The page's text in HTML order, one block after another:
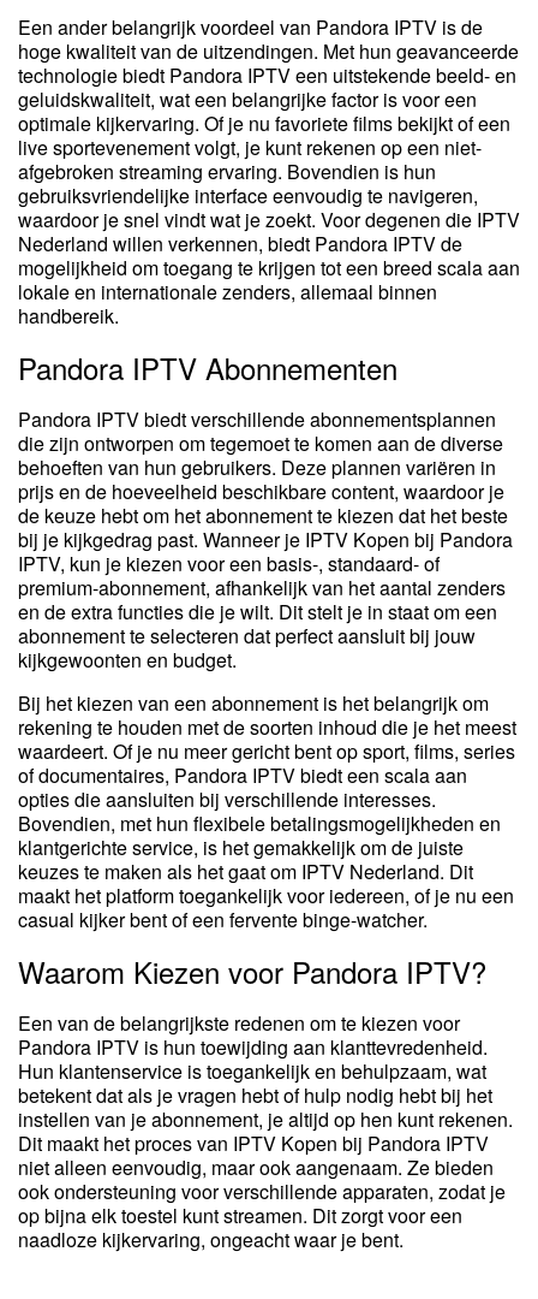
Een ander belangrijk voordeel van Pandora IPTV is de
hoge kwaliteit van de uitzendingen. Met hun geavanceerde
technologie biedt Pandora IPTV een uitstekende beeld- en
geluidskwaliteit, wat een belangrijke factor is voor een
optimale kijkervaring. Of je nu favoriete films bekijkt of een
live sportevenement volgt, je kunt rekenen op een niet-
afgebroken streaming ervaring. Bovendien is hun
gebruiksvriendelijke interface eenvoudig te navigeren,
waardoor je snel vindt wat je zoekt. Voor degenen die IPTV
Nederland willen verkennen, biedt Pandora IPTV de
mogelijkheid om toegang te krijgen tot een breed scala aan
lokale en internationale zenders, allemaal binnen
handbereik.
Pandora IPTV Abonnementen
Pandora IPTV biedt verschillende abonnementsplannen
die zijn ontworpen om tegemoet te komen aan de diverse
behoeften van hun gebruikers. Deze plannen variëren in
prijs en de hoeveelheid beschikbare content, waardoor je
de keuze hebt om het abonnement te kiezen dat het beste
bij je kijkgedrag past. Wanneer je IPTV Kopen bij Pandora
IPTV, kun je kiezen voor een basis-, standaard- of
premium-abonnement, afhankelijk van het aantal zenders
en de extra functies die je wilt. Dit stelt je in staat om een
abonnement te selecteren dat perfect aansluit bij jouw
kijkgewoonten en budget.
Bij het kiezen van een abonnement is het belangrijk om
rekening te houden met de soorten inhoud die je het meest
waardeert. Of je nu meer gericht bent op sport, films, series
of documentaires, Pandora IPTV biedt een scala aan
opties die aansluiten bij verschillende interesses.
Bovendien, met hun flexibele betalingsmogelijkheden en
klantgerichte service, is het gemakkelijk om de juiste
keuzes te maken als het gaat om IPTV Nederland. Dit
maakt het platform toegankelijk voor iedereen, of je nu een
casual kijker bent of een fervente binge-watcher.
Waarom Kiezen voor Pandora IPTV?
Een van de belangrijkste redenen om te kiezen voor
Pandora IPTV is hun toewijding aan klanttevredenheid.
Hun klantenservice is toegankelijk en behulpzaam, wat
betekent dat als je vragen hebt of hulp nodig hebt bij het
instellen van je abonnement, je altijd op hen kunt rekenen.
Dit maakt het proces van IPTV Kopen bij Pandora IPTV
niet alleen eenvoudig, maar ook aangenaam. Ze bieden
ook ondersteuning voor verschillende apparaten, zodat je
op bijna elk toestel kunt streamen. Dit zorgt voor een
naadloze kijkervaring, ongeacht waar je bent.